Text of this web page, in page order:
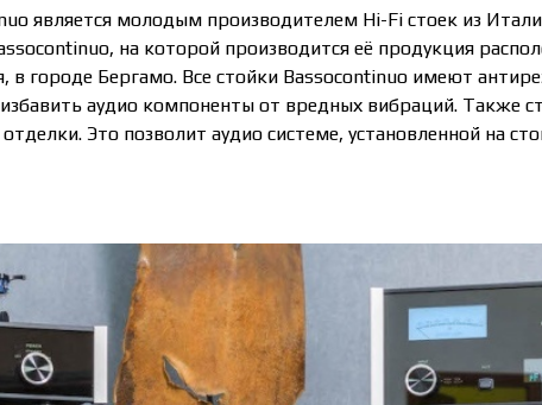
является молодым производителем Hi-Fi стоек из
на которой производится её продукция
в городе Бергамо. Все стойки Bassocontinuo имеют
избавить аудио компоненты от вредных вибраций. Также
Это позволит аудио системе, установленной на